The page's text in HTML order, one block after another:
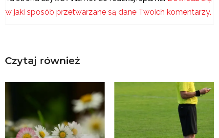
w jaki sposób przetwarzane są dane Twoich komentarzy.
Czytaj również